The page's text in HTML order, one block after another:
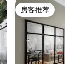
房客推荐
房客推荐